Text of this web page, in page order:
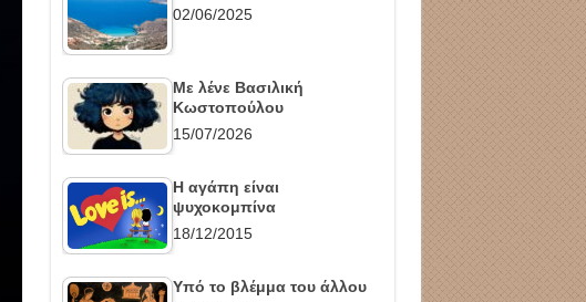
02/06/2025
Με λένε Βασιλική
Κωστοπούλου
15/07/2026
Η αγάπη είναι
ψυχοκομπίνα
18/12/2015
Υπό το βλέμμα του άλλου